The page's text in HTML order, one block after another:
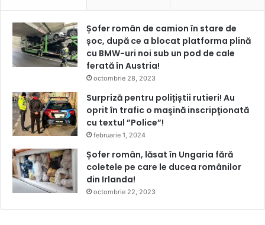
Șofer român de camion în stare de
șoc, după ce a blocat platforma plină
cu BMW-uri noi sub un pod de cale
ferată în Austria!
octombrie 28, 2023
Surpriză pentru polițiștii rutieri! Au
oprit în trafic o maşină inscripţionată
cu textul ”Police”!
februarie 1, 2024
Șofer român, lăsat în Ungaria fără
coletele pe care le ducea românilor
din Irlanda!
octombrie 22, 2023